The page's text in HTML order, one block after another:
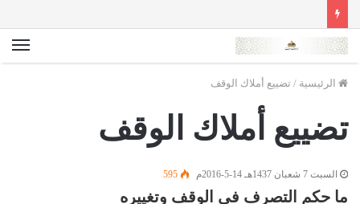
الرئيسية / تضييع أملاك الوقف
تضييع أملاك الوقف
السبت 7 شعبان 1437هـ 14-5-2016م 595
ما حكم التصرف في الوقف وتغييره